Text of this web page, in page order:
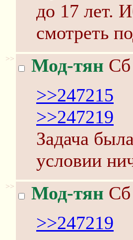
до 17 лет.
смотреть
>> Мод-тян Сб
>>247215
>>247219
Задача
условии
>> Мод-тян Сб
>>247219